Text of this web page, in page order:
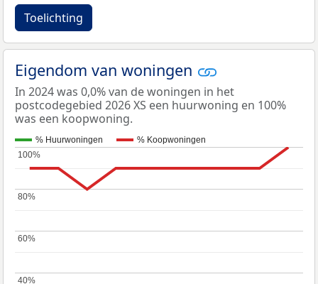
Toelichting
Eigendom van woningen
In 2024 was 0,0% van de woningen in het
postcodegebied 2026 XS een huurwoning en 100%
was een koopwoning.
% Huurwoningen % Koopwoningen
40%
40%
60%
60%
80%
80%
100%
100%